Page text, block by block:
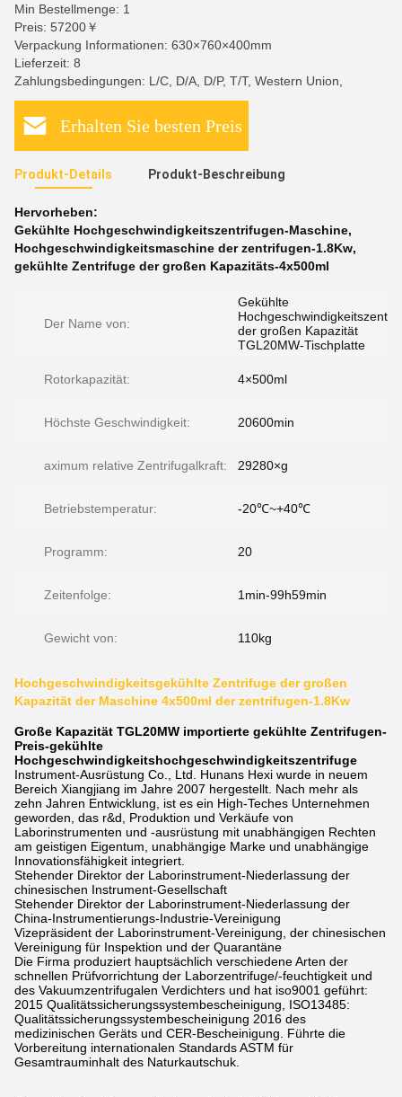
Min Bestellmenge: 1
Preis: 57200￥
Verpackung Informationen: 630×760×400mm
Lieferzeit: 8
Zahlungsbedingungen: L/C, D/A, D/P, T/T, Western Union,
Erhalten Sie besten Preis
Produkt-Details Produkt-Beschreibung
Hervorheben:
Gekühlte Hochgeschwindigkeitszentrifugen-Maschine,
Hochgeschwindigkeitsmaschine der zentrifugen-1.8Kw,
gekühlte Zentrifuge der großen Kapazitäts-4x500ml
Der Name von:
Gekühlte
der großen Kapazität
TGL20MW-Tischplatte
Rotorkapazität: 4×500ml
Höchste Geschwindigkeit: 20600min
aximum relative Zentrifugalkraft: 29280×g
Betriebstemperatur: -20℃~+40℃
Programm: 20
Zeitenfolge: 1min-99h59min
Gewicht von: 110kg
Hochgeschwindigkeitsgekühlte Zentrifuge der großen
Kapazität der Maschine 4x500ml der zentrifugen-1.8Kw
Große Kapazität TGL20MW importierte gekühlte Zentrifugen-
Preis-gekühlte
Hochgeschwindigkeitshochgeschwindigkeitszentrifuge
Instrument-Ausrüstung Co., Ltd. Hunans Hexi wurde in neuem
Bereich Xiangjiang im Jahre 2007 hergestellt. Nach mehr als
zehn Jahren Entwicklung, ist es ein High-Teches Unternehmen
geworden, das r&d, Produktion und Verkäufe von
Laborinstrumenten und -ausrüstung mit unabhängigen Rechten
am geistigen Eigentum, unabhängige Marke und unabhängige
Innovationsfähigkeit integriert.
Stehender Direktor der Laborinstrument-Niederlassung der
chinesischen Instrument-Gesellschaft
Stehender Direktor der Laborinstrument-Niederlassung der
China-Instrumentierungs-Industrie-Vereinigung
Vizepräsident der Laborinstrument-Vereinigung, der chinesischen
Vereinigung für Inspektion und der Quarantäne
Die Firma produziert hauptsächlich verschiedene Arten der
schnellen Prüfvorrichtung der Laborzentrifuge/-feuchtigkeit und
des Vakuumzentrifugalen Verdichters und hat iso9001 geführt:
2015 Qualitätssicherungssystembescheinigung, ISO13485:
Qualitätssicherungssystembescheinigung 2016 des
medizinischen Geräts und CER-Bescheinigung. Führte die
Vorbereitung internationalen Standards ASTM für
Gesamtrauminhalt des Naturkautschuk.